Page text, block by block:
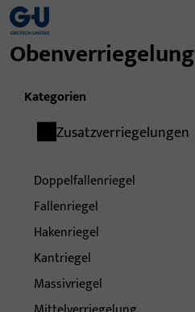
Obenverriegelung
Kategorien
Zusatzverriegelungen
Doppelfallenriegel
Fallenriegel
Hakenriegel
Kantriegel
Massivriegel